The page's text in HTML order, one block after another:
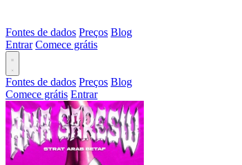
Fontes de dados Preços Blog
Entrar Comece grátis
Fontes de dados Preços Blog
Comece grátis Entrar